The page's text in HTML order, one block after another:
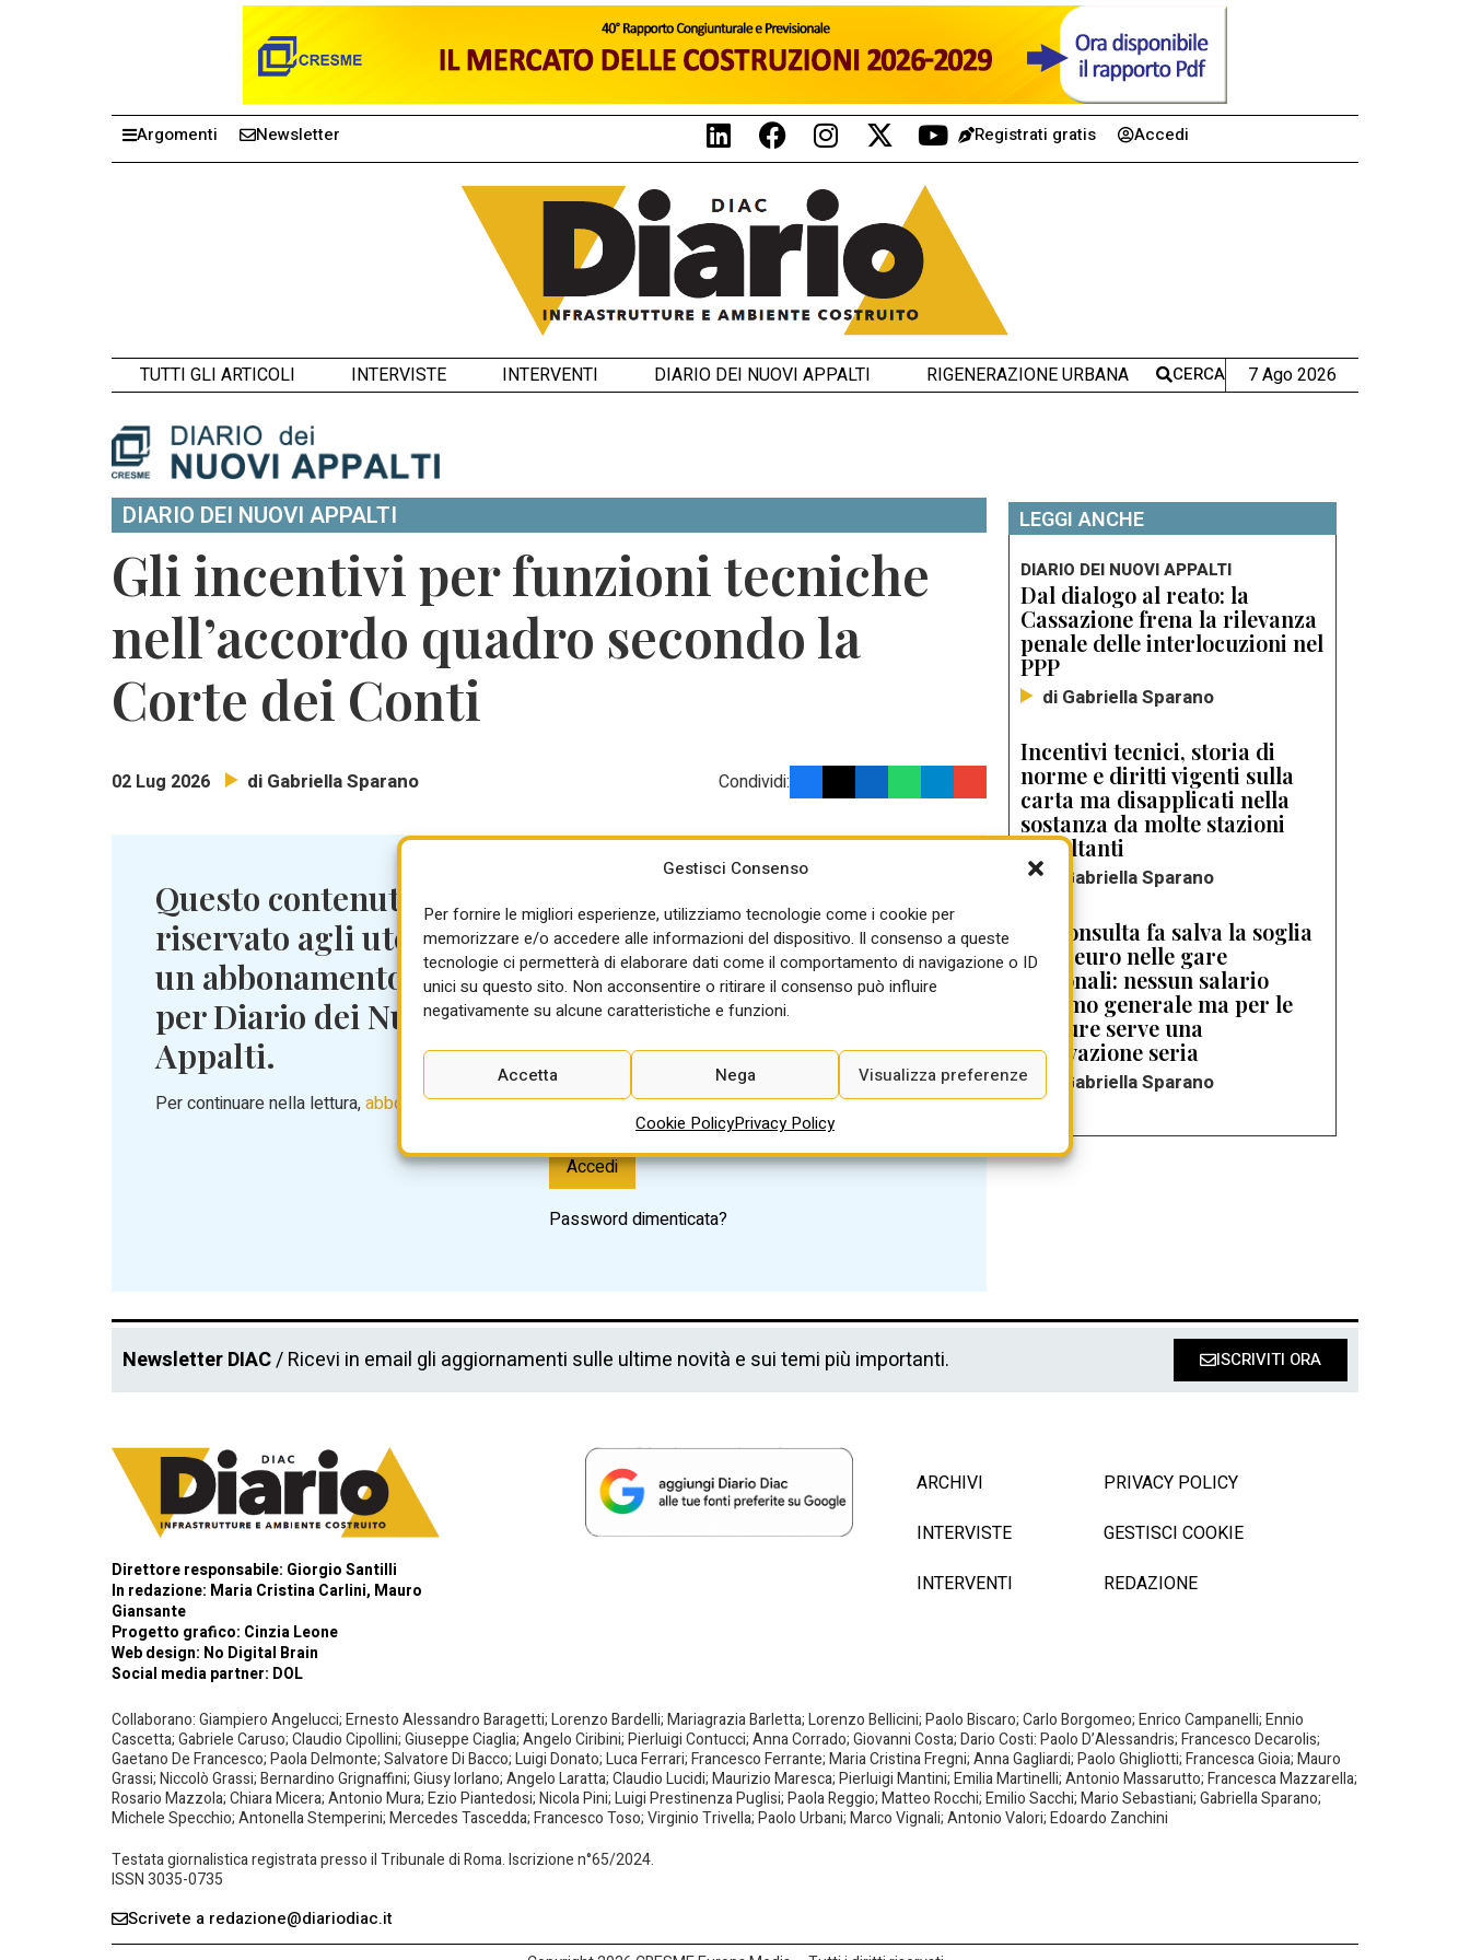
Gestisci Consenso
Per fornire le migliori esperienze, utilizziamo tecnologie come i cookie per
memorizzare e/o accedere alle informazioni del dispositivo. Il consenso a queste
tecnologie ci permetterà di elaborare dati come il comportamento di navigazione o ID
unici su questo sito. Non acconsentire o ritirare il consenso può influire
negativamente su alcune caratteristiche e funzioni.
Accetta Nega Visualizza preferenze
Cookie PolicyPrivacy Policy
Argomenti Newsletter Registrati gratis Accedi
TUTTI GLI ARTICOLI INTERVISTE INTERVENTI DIARIO DEI NUOVI APPALTI RIGENERAZIONE URBANA CERCA 7 Ago 2026
DIARIO DEI NUOVI APPALTI
Gli incentivi per funzioni tecniche
nell’accordo quadro secondo la
Corte dei Conti
02 Lug 2026 di Gabriella Sparano Condividi:
Questo contenuto è
riservato agli utenti con
un abbonamento attivo
per Diario dei Nuovi
Appalti.
Per continuare nella lettura,abbonati ora!
leggere l'articolo:
Nome utente o indirizzo email
Accedi
Password dimenticata?
LEGGI ANCHE
DIARIO DEI NUOVI APPALTI
Dal dialogo al reato: la
Cassazione frena la rilevanza
penale delle interlocuzioni nel
PPP
di Gabriella Sparano
Incentivi tecnici, storia di
norme e diritti vigenti sulla
carta ma disapplicati nella
sostanza da molte stazioni
appaltanti
di Gabriella Sparano
La Consulta fa salva la soglia
dei 9 euro nelle gare
regionali: nessun salario
minimo generale ma per le
censure serve una
motivazione seria
di Gabriella Sparano
Newsletter DIAC/ Ricevi in email gli aggiornamenti sulle ultime novità e sui temi più importanti. ISCRIVITI ORA
Direttore responsabile: Giorgio Santilli
In redazione: Maria Cristina Carlini, Mauro
Giansante
Progetto grafico: Cinzia Leone
Web design: No Digital Brain
Social media partner: DOL
ARCHIVI
INTERVISTE
INTERVENTI
PRIVACY POLICY
GESTISCI COOKIE
REDAZIONE
Collaborano: Giampiero Angelucci; Ernesto Alessandro Baragetti; Lorenzo Bardelli; Mariagrazia Barletta; Lorenzo Bellicini; Paolo Biscaro; Carlo Borgomeo; Enrico Campanelli; Ennio
Cascetta; Gabriele Caruso; Claudio Cipollini; Giuseppe Ciaglia; Angelo Ciribini; Pierluigi Contucci; Anna Corrado; Giovanni Costa; Dario Costi: Paolo D’Alessandris; Francesco Decarolis;
Gaetano De Francesco; Paola Delmonte; Salvatore Di Bacco; Luigi Donato; Luca Ferrari; Francesco Ferrante; Maria Cristina Fregni; Anna Gagliardi; Paolo Ghigliotti; Francesca Gioia; Mauro
Grassi; Niccolò Grassi; Bernardino Grignaffini; Giusy Iorlano; Angelo Laratta; Claudio Lucidi; Maurizio Maresca; Pierluigi Mantini; Emilia Martinelli; Antonio Massarutto; Francesca Mazzarella;
Rosario Mazzola; Chiara Micera; Antonio Mura; Ezio Piantedosi; Nicola Pini; Luigi Prestinenza Puglisi; Paola Reggio; Matteo Rocchi; Emilio Sacchi; Mario Sebastiani; Gabriella Sparano;
Michele Specchio; Antonella Stemperini; Mercedes Tascedda; Francesco Toso; Virginio Trivella; Paolo Urbani; Marco Vignali; Antonio Valori; Edoardo Zanchini
Testata giornalistica registrata presso il Tribunale di Roma. Iscrizione n°65/2024.
ISSN 3035-0735
Scrivete a redazione@diariodiac.it